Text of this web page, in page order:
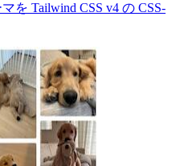
を Tailwind CSS v4 の CSS-